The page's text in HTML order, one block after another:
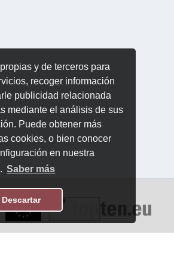
y de terceros para
recoger información
publicidad relacionada
mediante el análisis de sus
Puede obtener más
cookies, o bien conocer
en nuestra
Saber más
Descartar